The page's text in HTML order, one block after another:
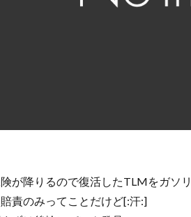
が降りるので復活したTLMをガソ
責のみってことだけど[:汗:]